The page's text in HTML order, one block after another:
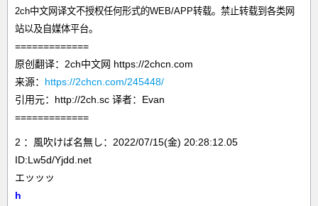
2ch中文网译文不授权任何形式的WEB/APP转载。禁止转载到各类网
站以及自媒体平台。
=============
原创翻译：2ch中文网 https://2chcn.com
来源： https://2chcn.com/245448/
引用元：http://2ch.sc 译者：Evan
=============
2 ：風吹けば名無し：2022/07/15(金) 20:28:12.05
ID:Lw5d/Yjdd.net
エッッッ
h